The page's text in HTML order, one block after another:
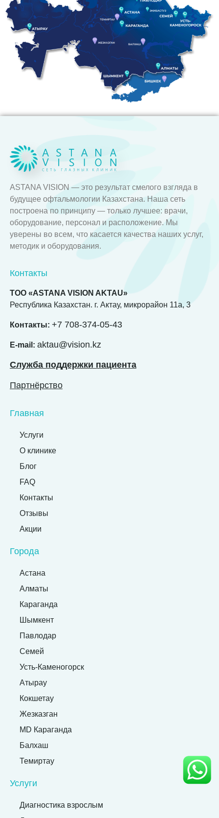
ASTANA VISION — это результат смелого взгляда в
будущее офтальмологии Казахстана. Наша сеть
построена по принципу — только лучшее: врачи,
оборудование, персонал и расположение. Мы
уверены во всем, что касается качества наших услуг,
методик и оборудования.
Контакты
ТОО «ASTANA VISION AKTAU»
Республика Казахстан. г. Актау, микрорайон 11а, 3
Контакты: +7 708-374-05-43
E-mail: aktau@vision.kz
Служба поддержки пациента
Партнёрство
Главная
Услуги
О клинике
Блог
FAQ
Контакты
Отзывы
Акции
Города
Астана
Алматы
Караганда
Шымкент
Павлодар
Семей
Усть-Каменогорск
Атырау
Кокшетау
Жезказган
MD Караганда
Балхаш
Темиртау
Услуги
Диагностика взрослым